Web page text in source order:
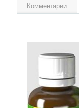
Комментарии